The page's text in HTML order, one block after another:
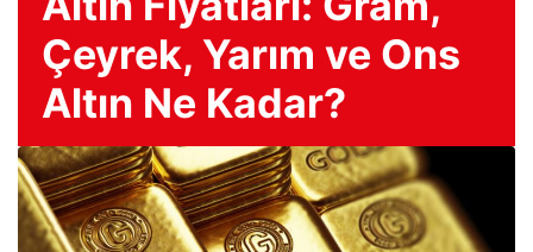
Çeyrek, Yarım ve Ons
Altın Ne Kadar?